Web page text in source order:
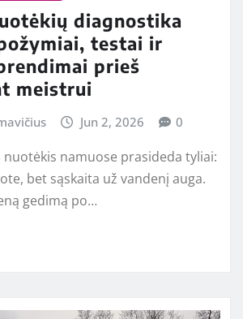
diagnostika
testai ir
prieš
meistrui
Jun 2, 2026 0
nuotėkis namuose prasideda tyliai:
bet sąskaita už vandenį auga.
gedimą po…